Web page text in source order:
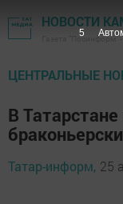
НОВОСТИ
Газета
ЦЕНТРАЛЬНЫЕ
В
Татар-информ, 25
4